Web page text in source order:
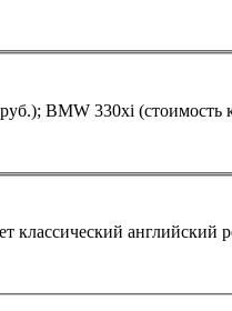
классический английский